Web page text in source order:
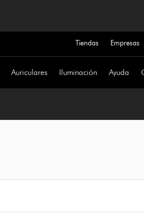
Tiendas Empresas
Auriculares Iluminación Ayuda